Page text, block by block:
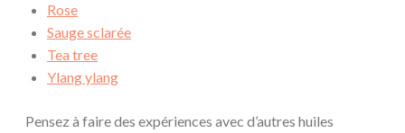
Rose
Sauge sclarée
Tea tree
Ylang ylang
Pensez à faire des expériences avec d’autres huiles